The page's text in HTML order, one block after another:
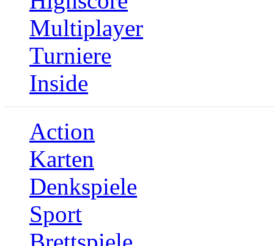
Multiplayer
Turniere
Inside
Action
Karten
Denkspiele
Sport